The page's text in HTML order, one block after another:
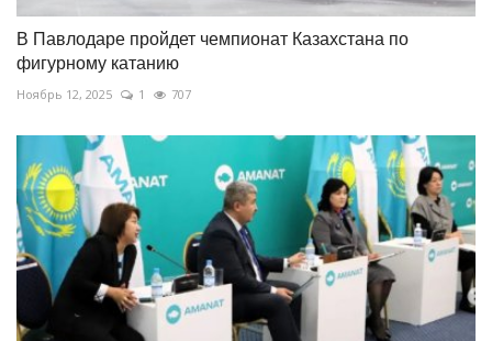
В Павлодаре пройдет чемпионат Казахстана по
фигурному катанию
Ноябрь 12, 2025 1 707